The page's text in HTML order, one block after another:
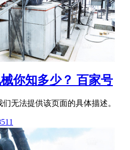
你知多少？ 百家号
无法提供该页面的具体描述。